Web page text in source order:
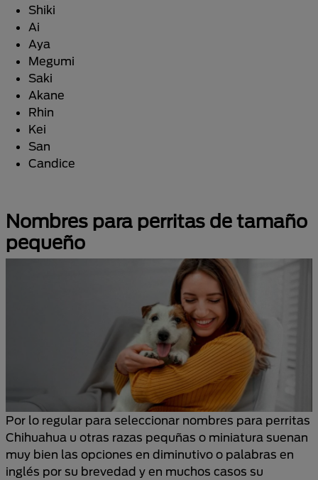
Shiki
Ai
Aya
Megumi
Saki
Akane
Rhin
Kei
San
Candice
Nombres para perritas de tamaño
pequeño
Por lo regular para seleccionar nombres para perritas
Chihuahua u otras razas pequñas o miniatura suenan
muy bien las opciones en diminutivo o palabras en
inglés por su brevedad y en muchos casos su